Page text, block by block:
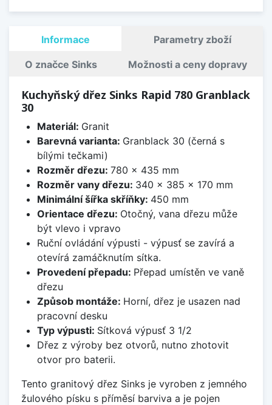
Informace Parametry zboží
O značce Sinks Možnosti a ceny dopravy
Kuchyňský dřez Sinks Rapid 780 Granblack
30
Materiál: Granit
Barevná varianta: Granblack 30 (černá s
bílými tečkami)
Rozměr dřezu: 780 x 435 mm
Rozměr vany dřezu: 340 x 385 x 170 mm
Minimální šířka skříňky: 450 mm
Orientace dřezu: Otočný, vana dřezu může
být vlevo i vpravo
Ruční ovládání výpusti - výpusť se zavírá a
otevírá zamáčknutím sítka.
Provedení přepadu: Přepad umístěn ve vaně
dřezu
Způsob montáže: Horní, dřez je usazen nad
pracovní desku
Typ výpusti: Sítková výpusť 3 1/2
Dřez z výroby bez otvorů, nutno zhotovit
otvor pro baterii.
Tento granitový dřez Sinks je vyroben z jemného
žulového písku s příměsí barviva a je pojen